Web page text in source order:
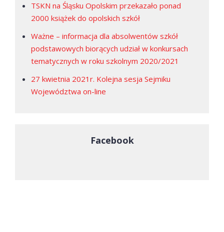
TSKN na Śląsku Opolskim przekazało ponad
2000 książek do opolskich szkół
Ważne – informacja dla absolwentów szkół
podstawowych biorących udział w konkursach
tematycznych w roku szkolnym 2020/2021
27 kwietnia 2021r. Kolejna sesja Sejmiku
Województwa on-line
Facebook